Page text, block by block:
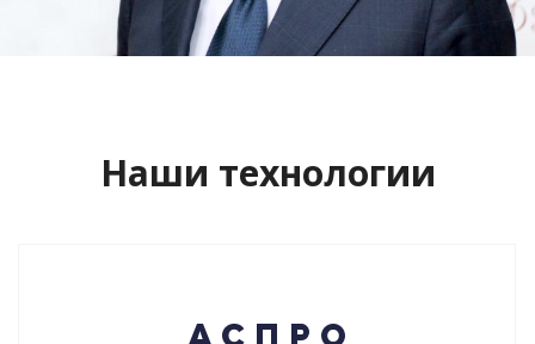
Наши технологии